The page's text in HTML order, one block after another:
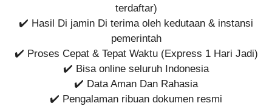
terdaftar)
✔️ Hasil Di jamin Di terima oleh kedutaan & instansi
pemerintah
✔️ Proses Cepat & Tepat Waktu (Express 1 Hari Jadi)
✔️ Bisa online seluruh Indonesia
✔️ Data Aman Dan Rahasia
✔️ Pengalaman ribuan dokumen resmi